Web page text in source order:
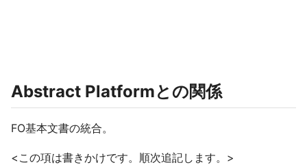
Abstract Platformとの関係
FO基本文書の統合。
<この項は書きかけです。順次追記します。>